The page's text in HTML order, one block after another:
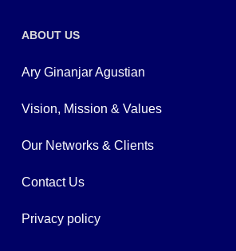
ABOUT US
Ary Ginanjar Agustian
Vision, Mission & Values
Our Networks & Clients
Contact Us
Privacy policy